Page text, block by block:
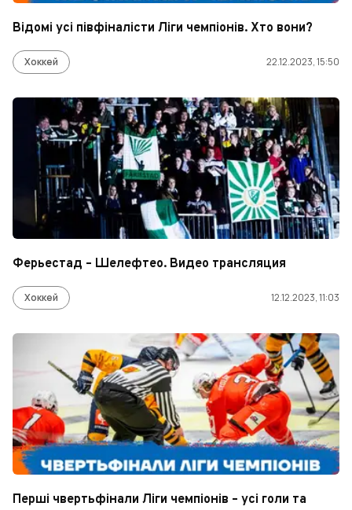
Відомі усі півфіналісти Ліги чемпіонів. Хто вони?
Хоккей 22.12.2023, 15:50
Ферьестад – Шелефтео. Видео трансляция
Хоккей 12.12.2023, 11:03
Перші чвертьфінали Ліги чемпіонів – усі голи та